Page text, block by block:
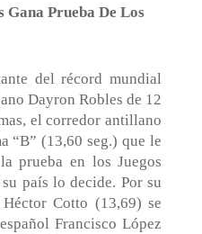
Prueba De Los
del récord mundial
Dayron Robles de 12
el corredor antillano
“B” (13,60 seg.) que le
prueba en los Juegos
país lo decide. Por su
Cotto (13,69) se
Francisco López